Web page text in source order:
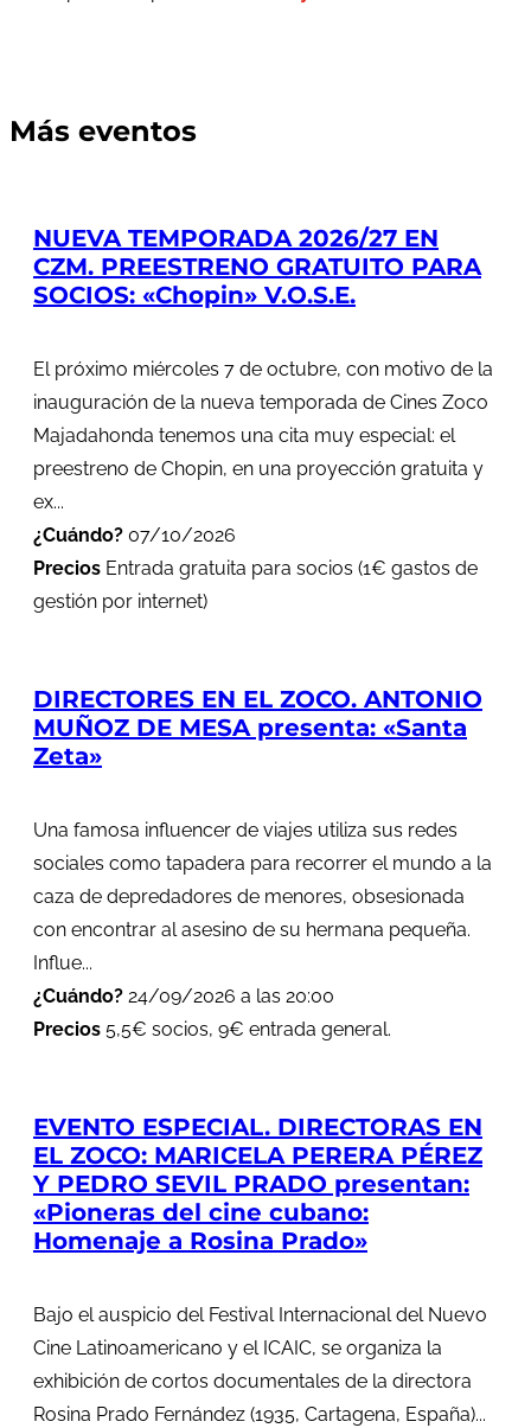
Más eventos
NUEVA TEMPORADA 2026/27 EN
CZM. PREESTRENO GRATUITO PARA
SOCIOS: «Chopin» V.O.S.E.
El próximo miércoles 7 de octubre, con motivo de la
inauguración de la nueva temporada de Cines Zoco
Majadahonda tenemos una cita muy especial: el
preestreno de Chopin, en una proyección gratuita y
ex...
¿Cuándo? 07/10/2026
Precios Entrada gratuita para socios (1€ gastos de
gestión por internet)
DIRECTORES EN EL ZOCO. ANTONIO
MUÑOZ DE MESA presenta: «Santa
Zeta»
Una famosa influencer de viajes utiliza sus redes
sociales como tapadera para recorrer el mundo a la
caza de depredadores de menores, obsesionada
con encontrar al asesino de su hermana pequeña.
Influe...
¿Cuándo? 24/09/2026 a las 20:00
Precios 5,5€ socios, 9€ entrada general.
EVENTO ESPECIAL. DIRECTORAS EN
EL ZOCO: MARICELA PERERA PÉREZ
Y PEDRO SEVIL PRADO presentan:
«Pioneras del cine cubano:
Homenaje a Rosina Prado»
Bajo el auspicio del Festival Internacional del Nuevo
Cine Latinoamericano y el ICAIC, se organiza la
exhibición de cortos documentales de la directora
Rosina Prado Fernández (1935, Cartagena, España)...